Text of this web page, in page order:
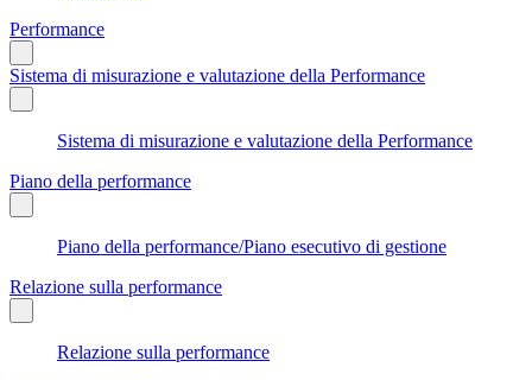
Performance
Sistema di misurazione e valutazione della Performance
Sistema di misurazione e valutazione della Performance
Piano della performance
Piano della performance/Piano esecutivo di gestione
Relazione sulla performance
Relazione sulla performance